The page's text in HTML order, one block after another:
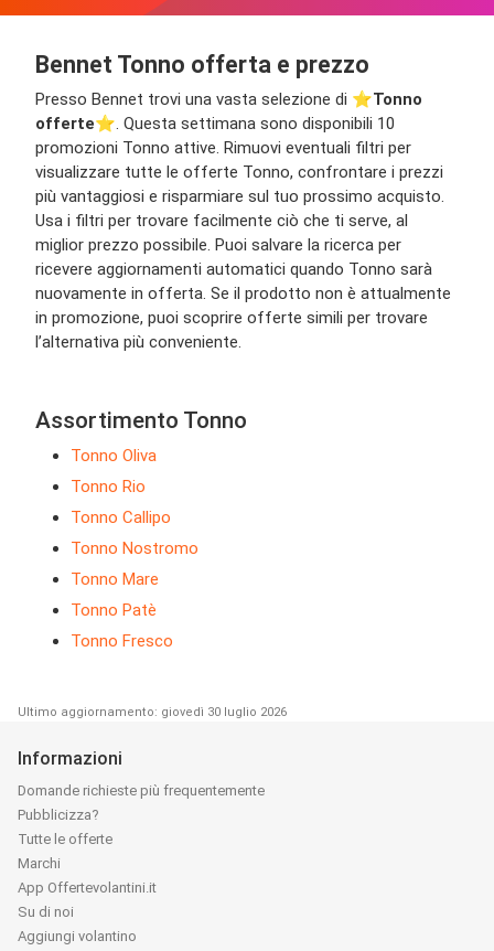
Bennet Tonno offerta e prezzo
Presso Bennet trovi una vasta selezione di ⭐️Tonno
offerte⭐️. Questa settimana sono disponibili 10
promozioni Tonno attive. Rimuovi eventuali filtri per
visualizzare tutte le offerte Tonno, confrontare i prezzi
più vantaggiosi e risparmiare sul tuo prossimo acquisto.
Usa i filtri per trovare facilmente ciò che ti serve, al
miglior prezzo possibile. Puoi salvare la ricerca per
ricevere aggiornamenti automatici quando Tonno sarà
nuovamente in offerta. Se il prodotto non è attualmente
in promozione, puoi scoprire offerte simili per trovare
l’alternativa più conveniente.
Assortimento Tonno
Tonno Oliva
Tonno Rio
Tonno Callipo
Tonno Nostromo
Tonno Mare
Tonno Patè
Tonno Fresco
Ultimo aggiornamento: giovedì 30 luglio 2026
Informazioni
Domande richieste più frequentemente
Pubblicizza?
Tutte le offerte
Marchi
App Offertevolantini.it
Su di noi
Aggiungi volantino